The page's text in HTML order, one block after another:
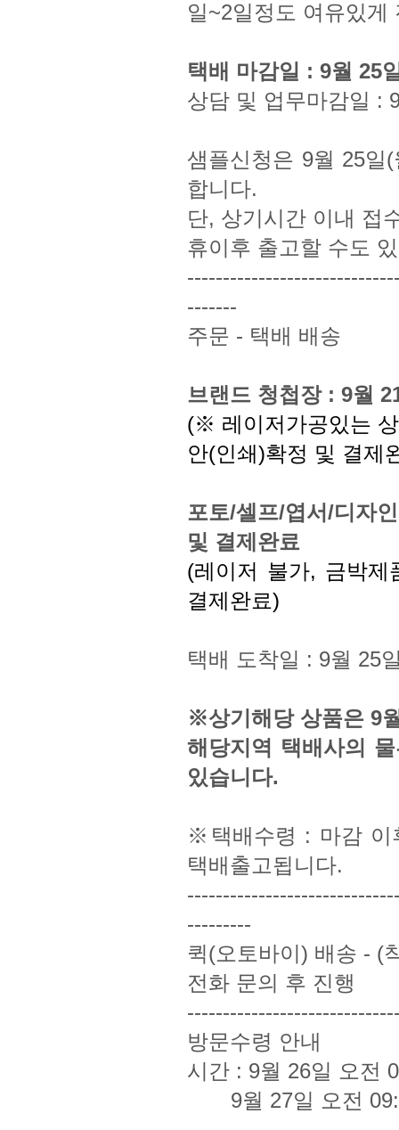
일~2일정도 여유있게
택배 마감일 : 9월 25
상담 및 업무마감일 :
샘플신청은 9월 25일
합니다.
단, 상기시간 이내 접
휴이후 출고할 수도
-------
주문 - 택배 배송
브랜드 청첩장 : 9월
(※ 레이저가공있는
안(인쇄)확정 및 결제
포토/셀프/엽서/디자
및 결제완료
(레이저 불가, 금박
결제완료)
택배 도착일 : 9월 25
※상기해당 상품은 9
해당지역 택배사의
있습니다.
※택배수령 : 마감 이
택배출고됩니다.
---------
퀵(오토바이) 배송 - (
전화 문의 후 진행
방문수령 안내
시간 : 9월 26일 오전
9월 27일 오전